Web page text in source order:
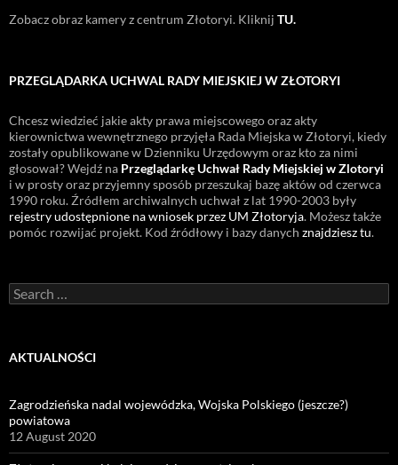
Zobacz obraz kamery z centrum Złotoryi. Kliknij TU.
PRZEGLĄDARKA UCHWAL RADY MIEJSKIEJ W ZŁOTORYI
Chcesz wiedzieć jakie akty prawa miejscowego oraz akty
kierownictwa wewnętrznego przyjęła Rada Miejska w Złotoryi, kiedy
zostały opublikowane w Dzienniku Urzędowym oraz kto za nimi
głosował? Wejdź na Przeglądarkę Uchwał Rady Miejskiej w Zlotoryi
i w prosty oraz przyjemny sposób przeszukaj bazę aktów od czerwca
1990 roku. Źródłem archiwalnych uchwał z lat 1990-2003 były
rejestry udostępnione na wniosek przez UM Złotoryja. Możesz także
pomóc rozwijać projekt. Kod źródłowy i bazy danych znajdziesz tu.
Search
for:
AKTUALNOŚCI
Zagrodzieńska nadal wojewódzka, Wojska Polskiego (jeszcze?)
powiatowa
12 August 2020